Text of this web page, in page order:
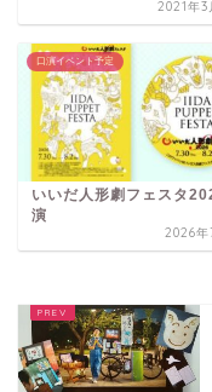
2021年3
口演イベント予定
いいだ人形劇フェスタ
演
2026年